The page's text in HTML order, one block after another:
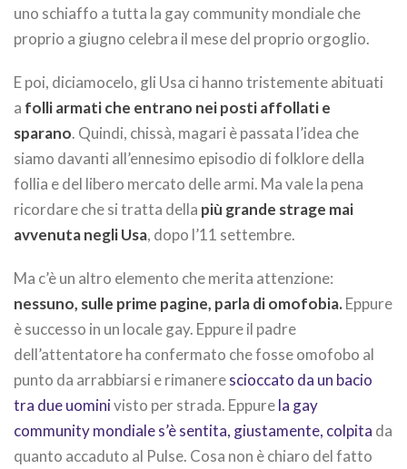
uno schiaffo a tutta la gay community mondiale che
proprio a giugno celebra il mese del proprio orgoglio.
E poi, diciamocelo, gli Usa ci hanno tristemente abituati
a folli armati che entrano nei posti affollati e
sparano. Quindi, chissà, magari è passata l’idea che
siamo davanti all’ennesimo episodio di folklore della
follia e del libero mercato delle armi. Ma vale la pena
ricordare che si tratta della più grande strage mai
avvenuta negli Usa, dopo l’11 settembre.
Ma c’è un altro elemento che merita attenzione:
nessuno, sulle prime pagine, parla di omofobia.Eppure
è successo in un locale gay. Eppure il padre
dell’attentatore ha confermato che fosse omofobo al
punto da arrabbiarsi e rimanerescioccato da un bacio
tra due uominivisto per strada. Eppurela gay
community mondiale s’è sentita, giustamente, colpita da
quanto accaduto al Pulse. Cosa non è chiaro del fatto